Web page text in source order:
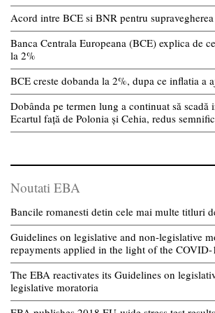
Acord intre BCE si BNR pentru
Banca Centrala Europeana (BCE) explica de
la 2%
BCE creste dobanda la 2%, dupa ce inflatia a
Dobânda pe termen lung a continuat să scadă
Ecartul față de Polonia și Cehia, redus
Noutati EBA
Bancile romanesti detin cele mai multe titluri
Guidelines on legislative and non-legislative
repayments applied in the light of the COVID-
The EBA reactivates its Guidelines on
legislative moratoria